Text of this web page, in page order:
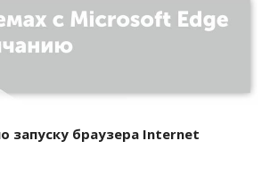
запуску браузера Internet